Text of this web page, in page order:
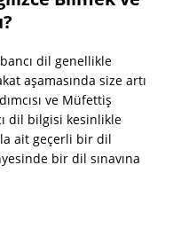
dil genellikle
aşamasında size artı
ve Müfettiş
dil bilgisi kesinlikle
ait geçerli bir dil
bir dil sınavına